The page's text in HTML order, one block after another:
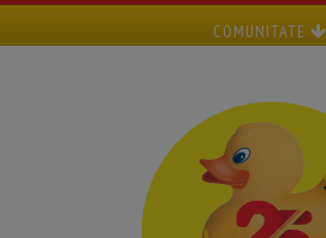
COMUNITATE